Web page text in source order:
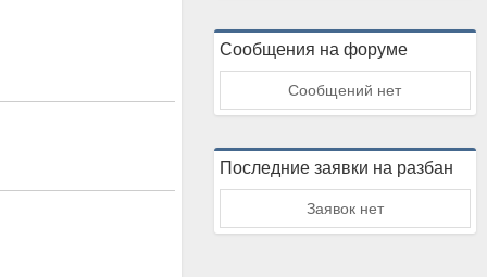
Сообщения на форуме
Сообщений нет
Последние заявки на разбан
Заявок нет